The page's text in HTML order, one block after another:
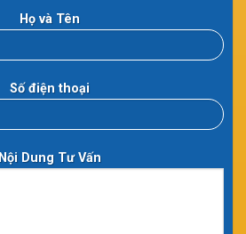
Họ và Tên
Số điện thoại
Nội Dung Tư Vấn